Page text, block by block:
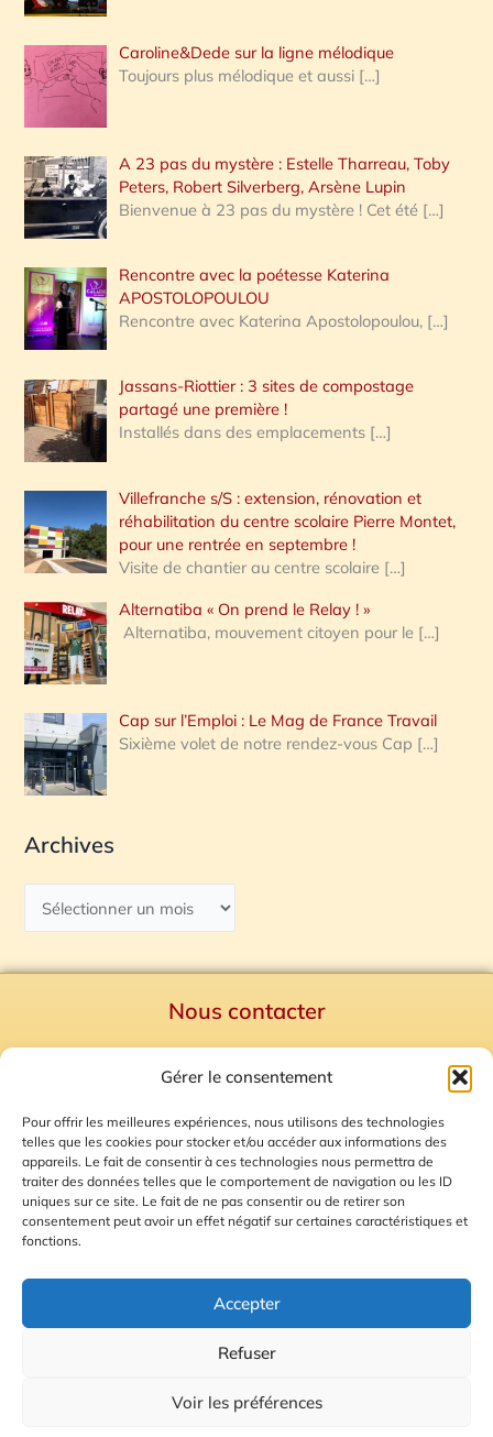
Gérer le consentement
Pour offrir les meilleures expériences, nous utilisons des technologies
telles que les cookies pour stocker et/ou accéder aux informations des
appareils. Le fait de consentir à ces technologies nous permettra de
traiter des données telles que le comportement de navigation ou les ID
uniques sur ce site. Le fait de ne pas consentir ou de retirer son
consentement peut avoir un effet négatif sur certaines caractéristiques et
fonctions.
Accepter
Refuser
Voir les préférences
Caroline&Dede sur la ligne mélodique
Toujours plus mélodique et aussi […]
A 23 pas du mystère : Estelle Tharreau, Toby
Peters, Robert Silverberg, Arsène Lupin
Bienvenue à 23 pas du mystère ! Cet été […]
Rencontre avec la poétesse Katerina
APOSTOLOPOULOU
Rencontre avec Katerina Apostolopoulou, […]
Jassans-Riottier : 3 sites de compostage
partagé une première !
Installés dans des emplacements […]
Villefranche s/S : extension, rénovation et
réhabilitation du centre scolaire Pierre Montet,
pour une rentrée en septembre !
Visite de chantier au centre scolaire […]
Alternatiba « On prend le Relay ! »
Alternatiba, mouvement citoyen pour le […]
Cap sur l’Emploi : Le Mag de France Travail
Sixième volet de notre rendez-vous Cap […]
Archives
Nous contacter
Mentions Légales
Plan du site
Gestion des Cookies
© 2026 Radio Calade